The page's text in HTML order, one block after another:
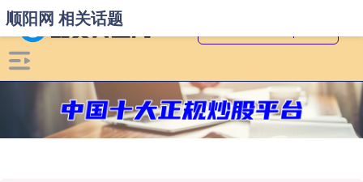
顺阳网 相关话题